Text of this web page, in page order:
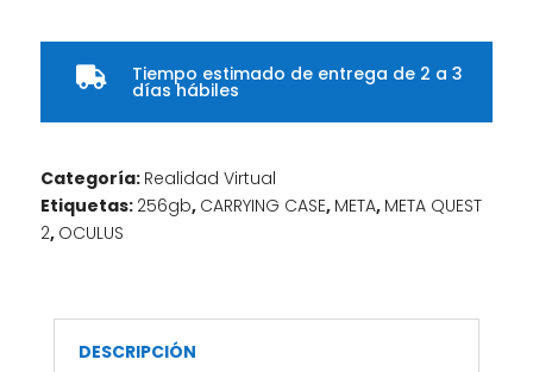
 Tiempo estimado de entrega de 2 a 3
días hábiles
Categoría: Realidad Virtual
Etiquetas: 256gb, CARRYING CASE, META, META QUEST
2, OCULUS
DESCRIPCIÓN